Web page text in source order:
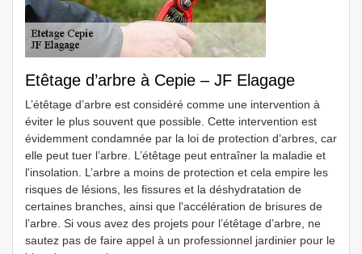
Etêtage d’arbre à Cepie – JF Elagage
L’étêtage d’arbre est considéré comme une intervention à
éviter le plus souvent que possible. Cette intervention est
évidemment condamnée par la loi de protection d’arbres, car
elle peut tuer l’arbre. L’étêtage peut entraîner la maladie et
l'insolation. L’arbre a moins de protection et cela empire les
risques de lésions, les fissures et la déshydratation de
certaines branches, ainsi que l'accélération de brisures de
l’arbre. Si vous avez des projets pour l’étêtage d’arbre, ne
sautez pas de faire appel à un professionnel jardinier pour le